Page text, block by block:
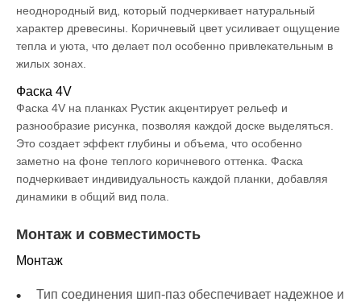
неоднородный вид, который подчеркивает натуральный
характер древесины. Коричневый цвет усиливает ощущение
тепла и уюта, что делает пол особенно привлекательным в
жилых зонах.
Фаска 4V
Фаска 4V на планках Рустик акцентирует рельеф и
разнообразие рисунка, позволяя каждой доске выделяться.
Это создает эффект глубины и объема, что особенно
заметно на фоне теплого коричневого оттенка. Фаска
подчеркивает индивидуальность каждой планки, добавляя
динамики в общий вид пола.
Монтаж и совместимость
Монтаж
Тип соединения шип-паз обеспечивает надежное и